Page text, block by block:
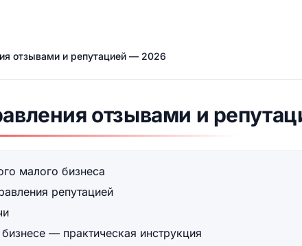
отзывами и репутацией — 2026
отзывами и
малого бизнеса
репутацией
— практическая инструкция